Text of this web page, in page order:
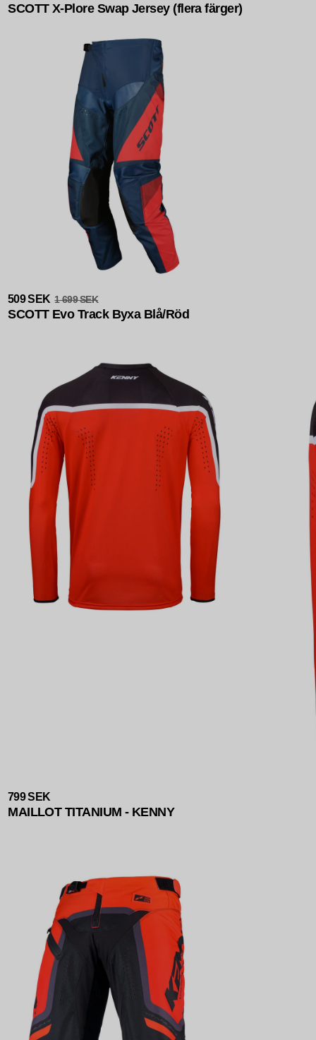
SCOTT X-Plore Swap Jersey (flera färger)
509 SEK 1 699 SEK
SCOTT Evo Track Byxa Blå/Röd
799 SEK
MAILLOT TITANIUM - KENNY